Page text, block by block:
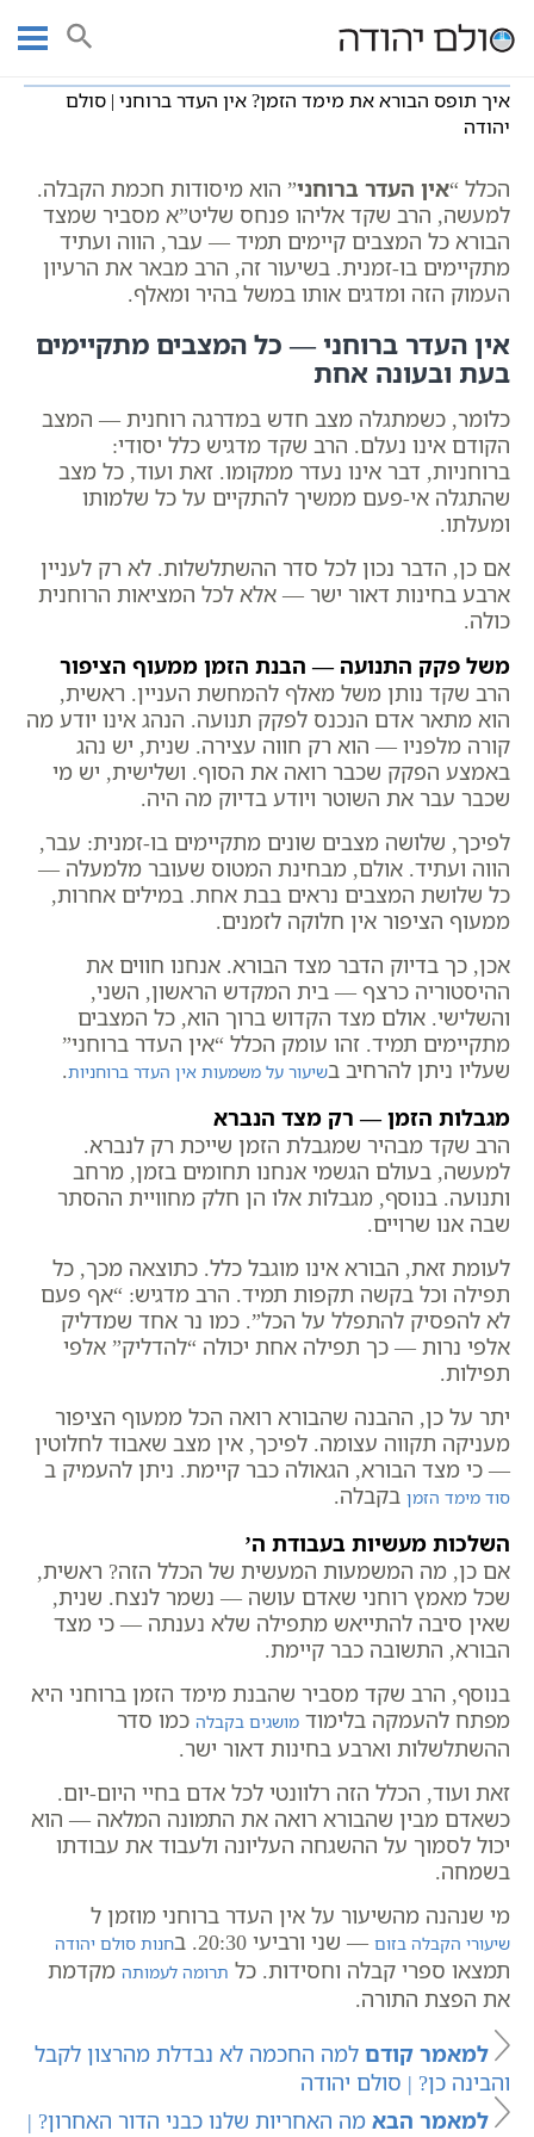
עמוד ראשי שיעורי וידאו
איך תופס הבורא את מימד הזמן? אין העדר ברוחני | סולם יהודה
איך תופס הבורא את מימד הזמן? אין העדר ברוחני | סולם
יהודה
הכלל “אין העדר ברוחני” הוא מיסודות חכמת הקבלה.
למעשה, הרב שקד אליהו פנחס שליט”א מסביר שמצד
הבורא כל המצבים קיימים תמיד — עבר, הווה ועתיד
מתקיימים בו-זמנית. בשיעור זה, הרב מבאר את הרעיון
העמוק הזה ומדגים אותו במשל בהיר ומאלף.
אין העדר ברוחני — כל המצבים מתקיימים
בעת ובעונה אחת
כלומר, כשמתגלה מצב חדש במדרגה רוחנית — המצב
הקודם אינו נעלם. הרב שקד מדגיש כלל יסודי:
ברוחניות, דבר אינו נעדר ממקומו. זאת ועוד, כל מצב
שהתגלה אי-פעם ממשיך להתקיים על כל שלמותו
ומעלתו.
אם כן, הדבר נכון לכל סדר ההשתלשלות. לא רק לעניין
ארבע בחינות דאור ישר — אלא לכל המציאות הרוחנית
כולה.
משל פקק התנועה — הבנת הזמן ממעוף הציפור
הרב שקד נותן משל מאלף להמחשת העניין. ראשית,
הוא מתאר אדם הנכנס לפקק תנועה. הנהג אינו יודע מה
קורה מלפניו — הוא רק חווה עצירה. שנית, יש נהג
באמצע הפקק שכבר רואה את הסוף. ושלישית, יש מי
שכבר עבר את השוטר ויודע בדיוק מה היה.
לפיכך, שלושה מצבים שונים מתקיימים בו-זמנית: עבר,
הווה ועתיד. אולם, מבחינת המטוס שעובר מלמעלה —
כל שלושת המצבים נראים בבת אחת. במילים אחרות,
ממעוף הציפור אין חלוקה לזמנים.
אכן, כך בדיוק הדבר מצד הבורא. אנחנו חווים את
ההיסטוריה כרצף — בית המקדש הראשון, השני,
והשלישי. אולם מצד הקדוש ברוך הוא, כל המצבים
מתקיימים תמיד. זהו עומק הכלל “אין העדר ברוחני”
שעליו ניתן להרחיב בשיעור על משמעות אין העדר ברוחניות.
מגבלות הזמן — רק מצד הנברא
הרב שקד מבהיר שמגבלת הזמן שייכת רק לנברא.
למעשה, בעולם הגשמי אנחנו תחומים בזמן, מרחב
ותנועה. בנוסף, מגבלות אלו הן חלק מחוויית ההסתר
שבה אנו שרויים.
לעומת זאת, הבורא אינו מוגבל כלל. כתוצאה מכך, כל
תפילה וכל בקשה תקפות תמיד. הרב מדגיש: “אף פעם
לא להפסיק להתפלל על הכל”. כמו נר אחד שמדליק
אלפי נרות — כך תפילה אחת יכולה “להדליק” אלפי
תפילות.
יתר על כן, ההבנה שהבורא רואה הכל ממעוף הציפור
מעניקה תקווה עצומה. לפיכך, אין מצב שאבוד לחלוטין
— כי מצד הבורא, הגאולה כבר קיימת. ניתן להעמיק ב
סוד מימד הזמן בקבלה.
השלכות מעשיות בעבודת ה’
אם כן, מה המשמעות המעשית של הכלל הזה? ראשית,
שכל מאמץ רוחני שאדם עושה — נשמר לנצח. שנית,
שאין סיבה להתייאש מתפילה שלא נענתה — כי מצד
הבורא, התשובה כבר קיימת.
בנוסף, הרב שקד מסביר שהבנת מימד הזמן ברוחני היא
מפתח להעמקה בלימוד מושגים בקבלה כמו סדר
ההשתלשלות וארבע בחינות דאור ישר.
זאת ועוד, הכלל הזה רלוונטי לכל אדם בחיי היום-יום.
כשאדם מבין שהבורא רואה את התמונה המלאה — הוא
יכול לסמוך על ההשגחה העליונה ולעבוד את עבודתו
בשמחה.
מי שנהנה מהשיעור על אין העדר ברוחני מוזמן ל
שיעורי הקבלה בזום — שני ורביעי 20:30. ב חנות סולם יהודה
תמצאו ספרי קבלה וחסידות. כל תרומה לעמותה מקדמת
את הפצת התורה.
למאמר קודם למה החכמה לא נבדלת מהרצון לקבל
והבינה כן? | סולם יהודה
למאמר הבא מה האחריות שלנו כבני הדור האחרון? |